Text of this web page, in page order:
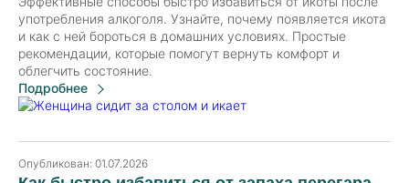
употребления алкоголя. Узнайте, почему появляется икота
и как с ней бороться в домашних условиях. Простые
рекомендации, которые помогут вернуть комфорт и
облегчить состояние.
Подробнее
Опубликован: 01.07.2026